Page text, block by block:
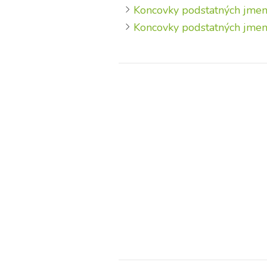
Koncovky podstatných jmen
Koncovky podstatných